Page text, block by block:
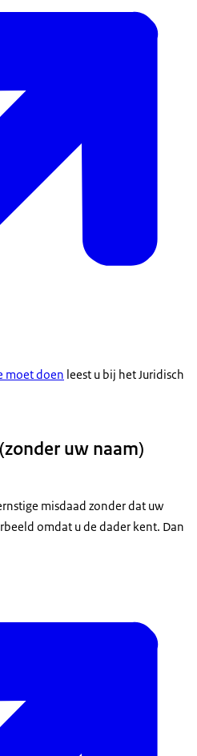
moet doen leest u bij het Juridisch
uw naam)
misdaad zonder dat uw
omdat u de dader kent. Dan